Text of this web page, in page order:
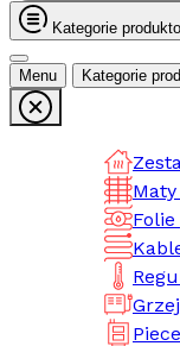
Kategorie
Menu Kategorie